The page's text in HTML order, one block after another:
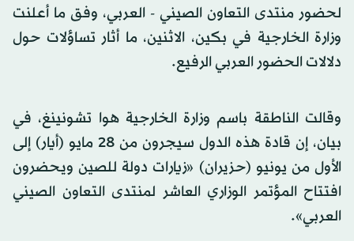
لحضور منتدى التعاون الصيني - العربي، وفق ما أعلنت
وزارة الخارجية في بكين، الاثنين، ما أثار تساؤلات حول
دلالات الحضور العربي الرفيع.
وقالت الناطقة باسم وزارة الخارجية هوا تشونينغ، في
بيان، إن قادة هذه الدول سيجرون من 28 مايو (أيار) إلى
الأول من يونيو (حزيران) «زيارات دولة للصين ويحضرون
افتتاح المؤتمر الوزاري العاشر لمنتدى التعاون الصيني
العربي».